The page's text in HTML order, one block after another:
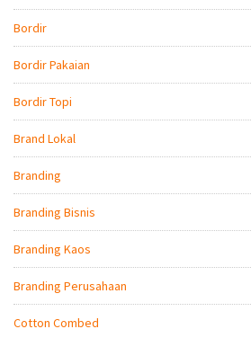
Bordir
Bordir Pakaian
Bordir Topi
Brand Lokal
Branding
Branding Bisnis
Branding Kaos
Branding Perusahaan
Cotton Combed